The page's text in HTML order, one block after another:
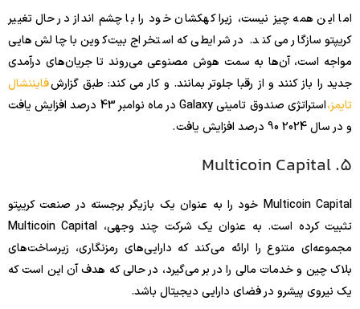
اما این همه چیز نیست، زیرا کهکشان خود را با چشم انداز در حال تغییر
کریپتو سازگار می کند. در شرایطی که استخراج بیت‌کوین با چالش‌هایی
مواجه است، آن‌ها به سمت هوش مصنوعی می‌روند تا جریان‌های درآمدی
جدید را باز کنند و از رقبا جلوتر بمانند. و کار می کند: طبق گزارشفایننشال
تایمز،
استراتژی صندوق تامینی Galaxy در ماه نوامبر 43 درصد افزایش یافت
و در سال 2024 90 درصد افزایش یافت .
5. Multicoin Capital
Multicoin Capital خود را به عنوان یک بازیگر برجسته در صنعت کریپتو
تثبیت کرده است. به عنوان یک شرکت چند وجهی، Multicoin Capital
مجموعه‌ای متنوع را ارائه می‌کند که دارایی‌های رمزنگاری، زیرساخت‌های
بلاک چین و خدمات مالی را در بر می‌گیرد، در حالی که هدف آن این است که
یک نیروی پیشرو در فضای دارایی دیجیتال باشد.